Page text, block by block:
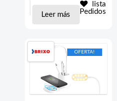
Leer más
lista
Pedidos
OFERTA!